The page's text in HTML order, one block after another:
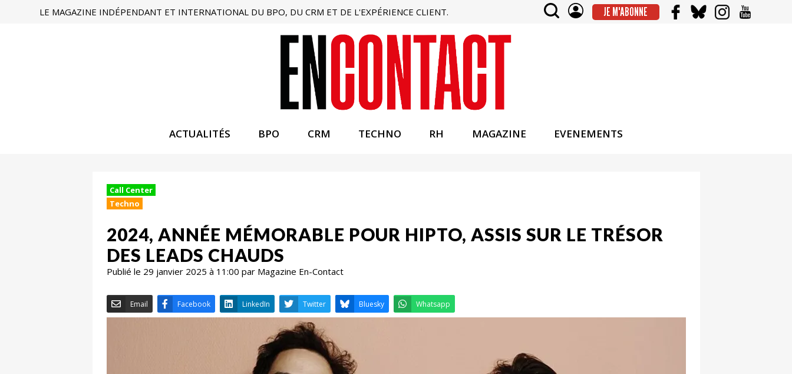
LE MAGAZINE INDÉPENDANT ET INTERNATIONAL DU BPO, DU CRM ET DE L'EXPÉRIENCE CLIENT. JE M'ABONNE
ACTUALITÉS BPO CRM TECHNO RH MAGAZINE EVENEMENTS
Call Center
Techno
2024, ANNÉE MÉMORABLE POUR HIPTO, ASSIS SUR LE TRÉSOR
DES LEADS CHAUDS
Publié le 29 janvier 2025 à 11:00 par Magazine En-Contact